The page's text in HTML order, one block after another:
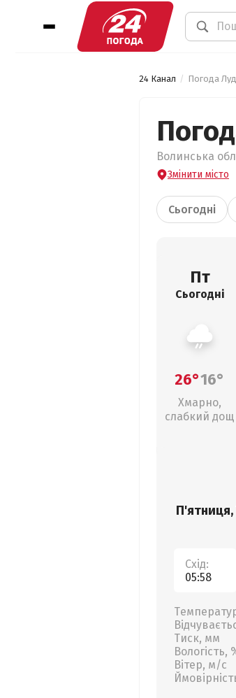
24 Канал Погода
Волинська
Змінити місто
Сьогодні
Пт
Сьогодні
26°16°
Хмарно,
слабкий дощ
П'ятниця,
Схід:
05:58
Тиск, мм
Вологість,
Вітер, м/с